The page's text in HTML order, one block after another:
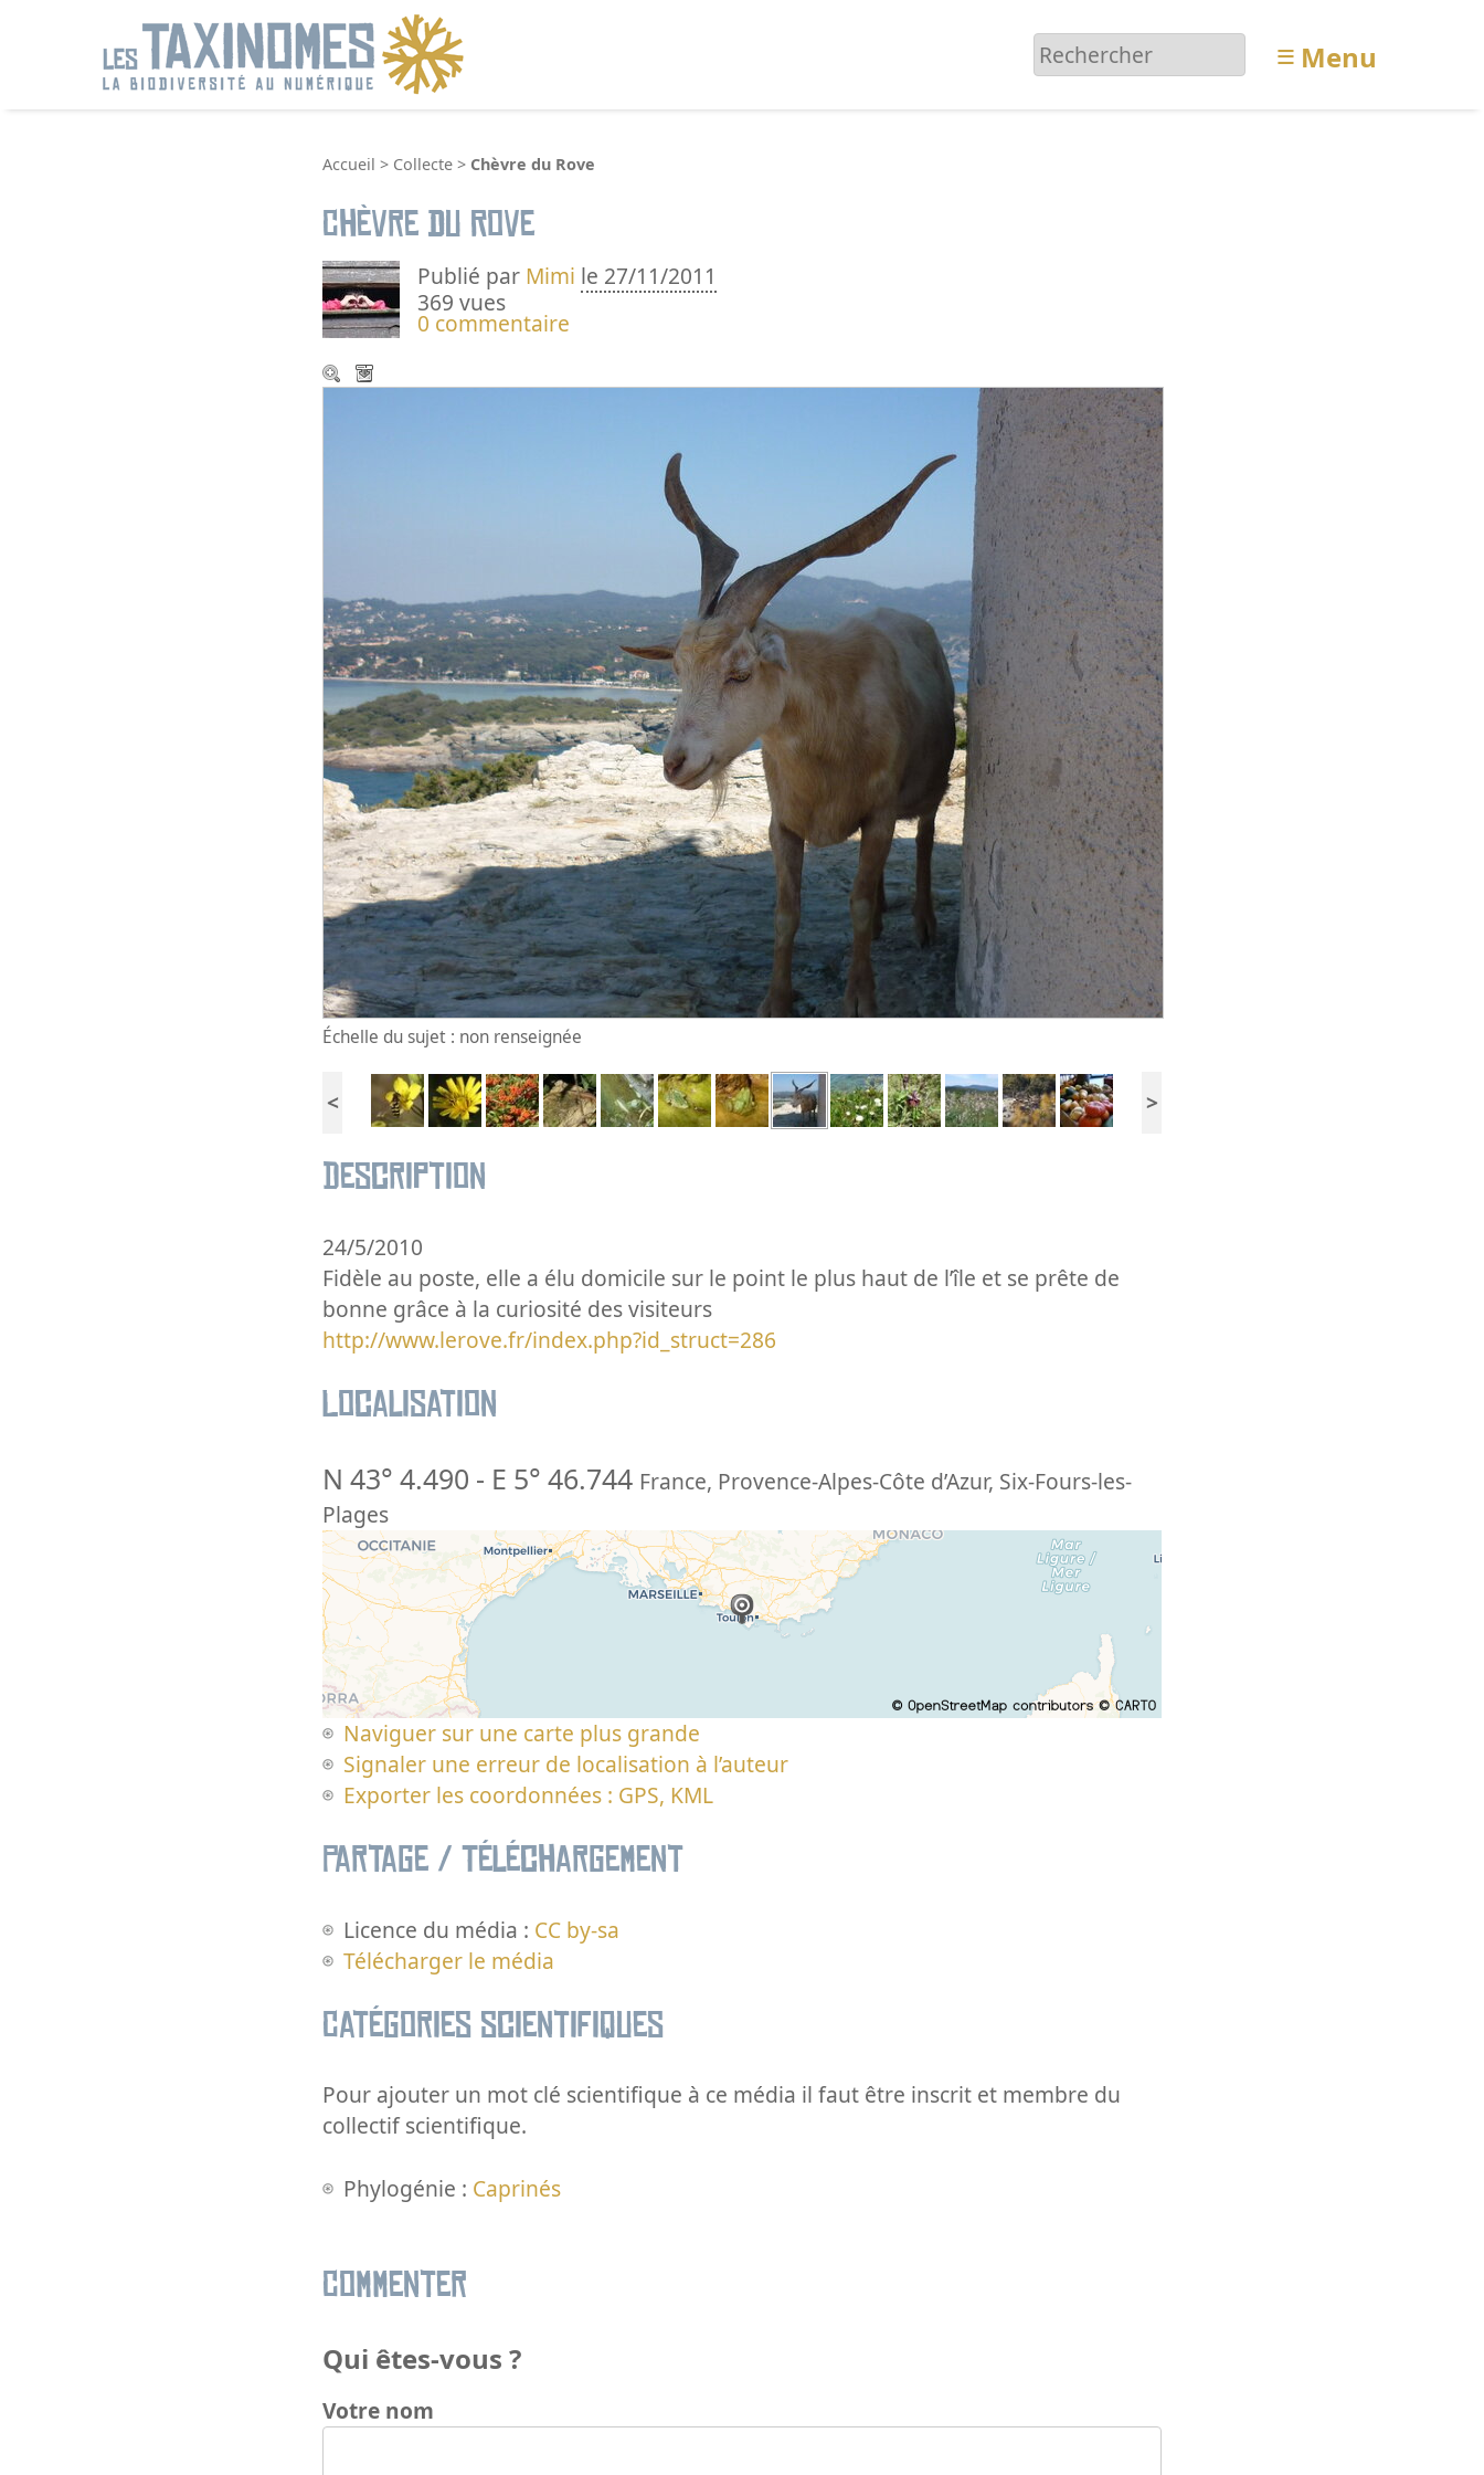
≡ Menu
Accueil > Collecte > Chèvre du Rove
Chèvre du Rove
Publié par Mimi le 27/11/2011
369 vues
0 commentaire
Échelle du sujet : non renseignée
< >
Description
24/5/2010
Fidèle au poste, elle a élu domicile sur le point le plus haut de l’île et se prête de
bonne grâce à la curiosité des visiteurs
http://www.lerove.fr/index.php?id_struct=286
Localisation
N 43° 4.490 - E 5° 46.744 France, Provence-Alpes-Côte d’Azur, Six-Fours-les-
Plages
Naviguer sur une carte plus grande
Signaler une erreur de localisation à l’auteur
Exporter les coordonnées : GPS, KML
Partage / Téléchargement
Licence du média : CC by-sa
Télécharger le média
Catégories scientifiques
Pour ajouter un mot clé scientifique à ce média il faut être inscrit et membre du
collectif scientifique.
Phylogénie : Caprinés
Commenter
Qui êtes-vous ?
Votre nom